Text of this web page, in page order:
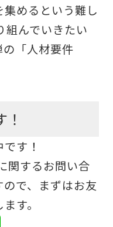
めるという難し
組んでいきたい
の「人材要件
す！
関するお問い合
で、まずはお友
す。